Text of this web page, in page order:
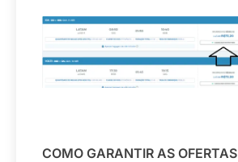
COMO GARANTIR AS OFERTAS